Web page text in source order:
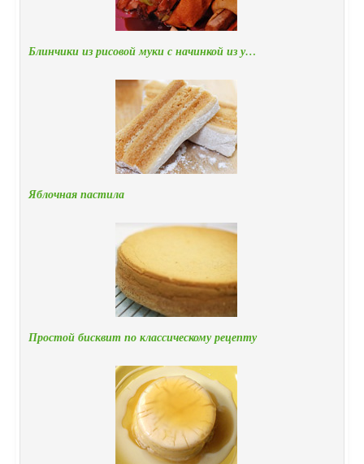
Блинчики из рисовой муки с начинкой из у…
Яблочная пастила
Простой бисквит по классическому рецепту